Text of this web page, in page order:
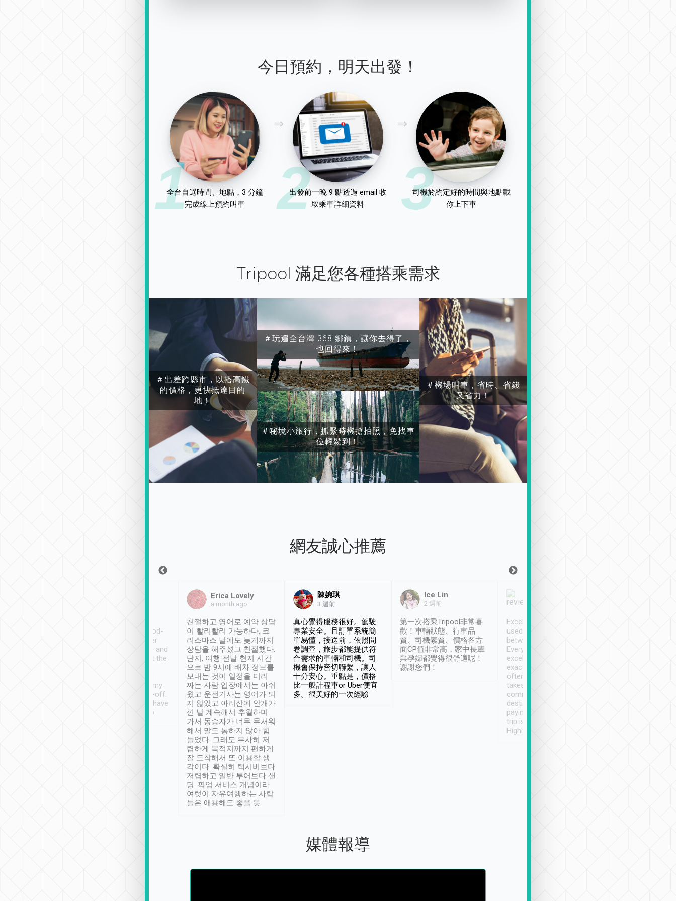
今日預約，明天出發！
1
全台自選時間、地點，3 分鐘
完成線上預約叫車
2
出發前一晚 9 點透過 email 收
取乘車詳細資料
3
司機於約定好的時間與地點載
你上下車
Tripool 滿足您各種搭乘需求
＃出差跨縣市，以搭高鐵
的價格，更快抵達目的
地！
＃玩遍全台灣 368 鄉鎮，讓你去得了，
也回得來！
＃秘境小旅行，抓緊時機搶拍照，免找車
位輕鬆到！
＃機場叫車，省時、省錢
又省力！
網友誠心推薦
service, vehicles in good-
condition and the driver
service was awesome and
thoughtful. Driver went the
have safely arrived at my
destination after drop-off.
Definitely something I have
not seen elsewhere 👍
Erica Lovely
a month ago
친절하고 영어로 예약 상담
이 빨리빨리 가능하다. 크
리스마스 날에도 늦게까지
상담을 해주셨고 친절했다.
단지, 여행 전날 현지 시간
으로 밤 9시에 배차 정보를
보내는 것이 일정을 미리
짜는 사람 입장에서는 아쉬
웠고 운전기사는 영어가 되
지 않았고 아리산에 안개가
낀 날 계속해서 추월하며
가서 동승자가 너무 무서워
해서 말도 통하지 않아 힘
들었다. 그래도 무사히 저
렴하게 목적지까지 편하게
잘 도착해서 또 이용할 생
각이다. 확실히 택시비보다
저렴하고 일반 투어보다 샌
딩. 픽업 서비스 개념이라
여럿이 자유여행하는 사람
들은 애용해도 좋을 듯.
陳婉琪
3 週前
真心覺得服務很好。駕駛
專業安全。且訂單系統簡
單易懂，接送前，依照問
卷調查，旅步都能提供符
合需求的車輛和司機。司
機會保持密切聯繫，讓人
十分安心。重點是，價格
比一般計程車or Uber便宜
多。很美好的一次經驗
Ice Lin
2 週前
第一次搭乘Tripool非常喜
歡！車輛狀態、行車品
質、司機素質、價格各方
面CP值非常高，家中長輩
與孕婦都覺得很舒適呢！
謝謝您們！
Excellent service. We have
used Tripool to travel
between cities in Taiwan.
Every driver has been
excellent and arrives
exactly on time. As there is
often limited English it
takes the difficulty out of
communicating the
destination details and
paying online prior to the
trip is very convenient.
Highly recommended
媒體報導